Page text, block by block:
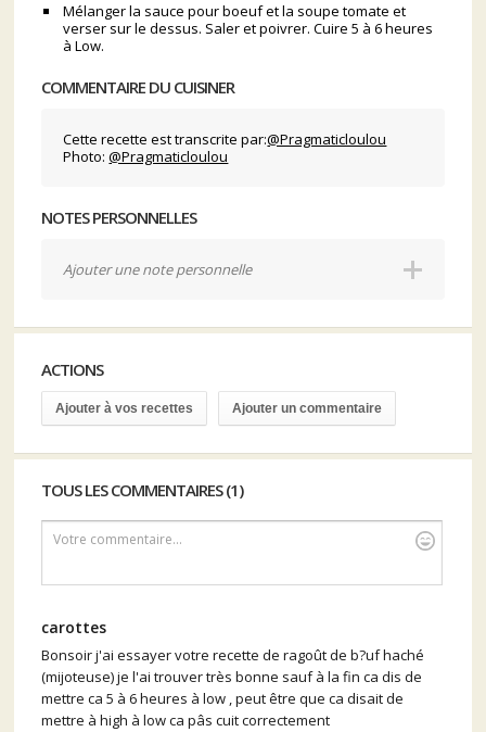
Mélanger la sauce pour boeuf et la soupe tomate et
verser sur le dessus. Saler et poivrer. Cuire 5 à 6 heures
à Low.
COMMENTAIRE DU CUISINER
Cette recette est transcrite par:@Pragmaticloulou
Photo:@Pragmaticloulou
NOTES PERSONNELLES
Ajouter une note personnelle
ACTIONS
Ajouter à vos recettes Ajouter un commentaire
TOUS LES COMMENTAIRES (1)
Votre commentaire...
carottes
Bonsoir j'ai essayer votre recette de ragoût de b?uf haché
(mijoteuse) je l'ai trouver très bonne sauf à la fin ca dis de
mettre ca 5 à 6 heures à low , peut être que ca disait de
mettre à high à low ca pâs cuit correctement